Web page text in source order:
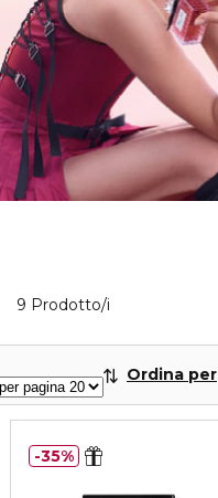
9 Prodotto/i
Ordina per
35%